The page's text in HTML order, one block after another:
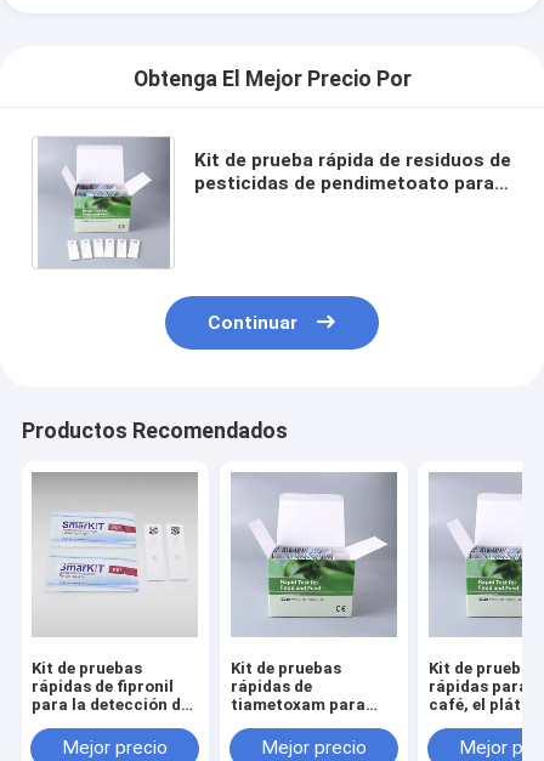
Obtenga El Mejor Precio Por
Kit de prueba rápida de residuos de
pesticidas de pendimetoato para
Continuar
Productos Recomendados
Kit de pruebas
rápidas de fipronil
para la detección de
Mejor precio
Kit de pruebas
rápidas de
tiametoxam para
arroz y miel.
Mejor precio
Kit de pruebas
rápidas para
café, el
Mejor